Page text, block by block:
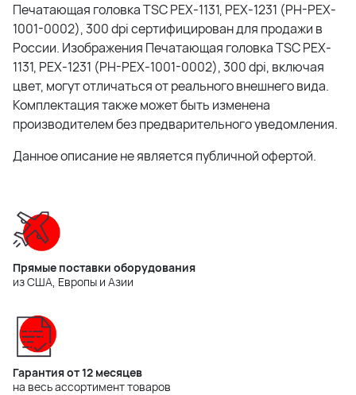
Печатающая головка TSC PEX-1131, PEX-1231 (PH-PEX-
1001-0002), 300 dpi сертифицирован для продажи в
России. Изображения Печатающая головка TSC PEX-
1131, PEX-1231 (PH-PEX-1001-0002), 300 dpi, включая
цвет, могут отличаться от реального внешнего вида.
Комплектация также может быть изменена
производителем без предварительного уведомления.
Данное описание не является публичной офертой.
Прямые поставки оборудования
из США, Европы и Азии
Гарантия от 12 месяцев
на весь ассортимент товаров